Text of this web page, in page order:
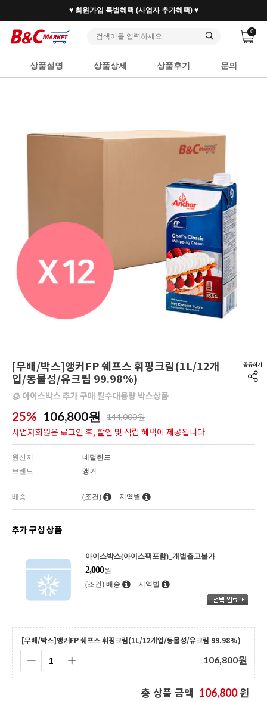
♥ 회원가입 특별혜택 (사업자 추가혜택) ♥
0
상품설명 상품상세 상품후기 문의
[무배/박스]앵커FP 쉐프스 휘핑크림(1L/12개
입/동물성/유크림 99.98%)
🧊 아이스박스 추가 구매 필수대용량 박스상품
25% 106,800원 144,000원
사업자회원은 로그인 후, 할인 및 적립 혜택이 제공됩니다.
원산지
네덜란드
브랜드
앵커
배송 (조건) 지역별
추가 구성 상품
아이스박스(아이스팩포함)_개별출고불가
2,000원
(조건) 배송
지역별
[무배/박스]앵커FP 쉐프스 휘핑크림(1L/12개입/동물성/유크림 99.98%)
106,800원
총 상품 금액 106,800원